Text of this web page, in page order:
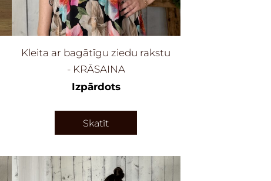
Kleita ar bagātīgu ziedu rakstu
- KRĀSAINA
Izpārdots
Skatīt